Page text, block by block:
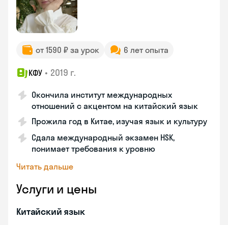
от 1590 ₽ за урок 6 лет опыта
КФУ • 2019 г.
Окончила институт международных
отношений с акцентом на китайский язык
Прожила год в Китае, изучая язык и культуру
Сдала международный экзамен HSK,
понимает требования к уровню
Читать дальше
Услуги и цены
Китайский язык